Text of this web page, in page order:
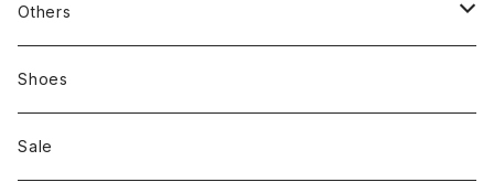
新刊本
Zine、Other
Tees
Sweatshirts
Bag & Accessories
Others
Mixcd
RC SLUM / ROYALTY CLUB
雑貨
Shoes
Sale